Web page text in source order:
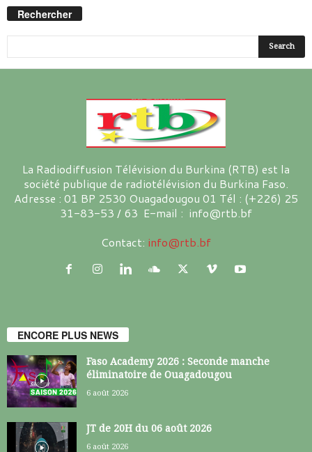
Rechercher
La Radiodiffusion Télévision du Burkina (RTB) est la
société publique de radiotélévision du Burkina Faso.
Adresse : 01 BP 2530 Ouagadougou 01 Tél : (+226) 25
31-83-53 / 63 E-mail : info@rtb.bf
Contact: info@rtb.bf
ENCORE PLUS NEWS
Faso Academy 2026 : Seconde manche
éliminatoire de Ouagadougou
6 août 2026
JT de 20H du 06 août 2026
6 août 2026